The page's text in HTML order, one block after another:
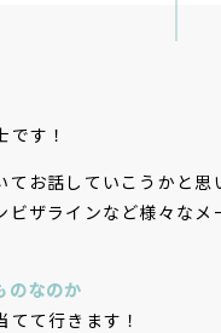
す！
お話していこうかと思
ビザラインなど様々なメ
のなのか
て行きます！